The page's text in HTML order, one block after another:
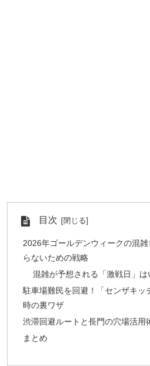
目次
2026年ゴールデンウィークの混
らないための戦略
混雑が予想される「激戦日」は
駐車場難民を回避！「センザキッ
時の裏ワザ
渋滞回避ルートと長門の穴場活用
まとめ